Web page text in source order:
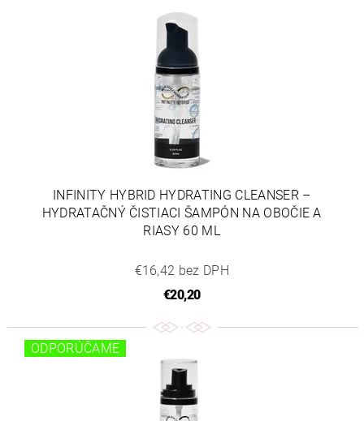
INFINITY HYBRID HYDRATING CLEANSER –
HYDRATAČNÝ ČISTIACI ŠAMPÓN NA OBOČIE A
RIASY 60 ML
€16,42 bez DPH
€20,20
ODPORÚČAME